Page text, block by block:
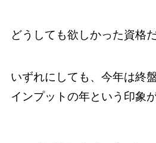
どうしても欲しかった資格
いずれにしても、今年は終
インプットの年という印象